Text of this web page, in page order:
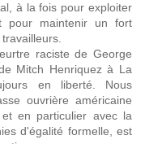
à la fois pour exploiter
pour maintenir un fort
raciste de George
Mitch Henriquez à La
en liberté. Nous
ouvrière américaine
en particulier avec la
d'égalité formelle, est